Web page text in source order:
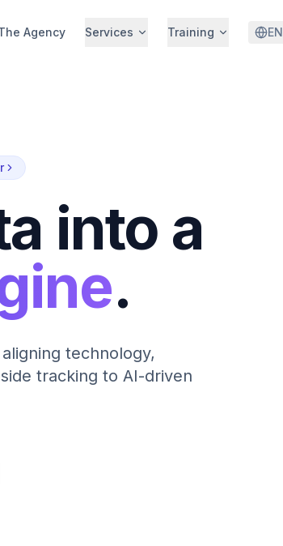
Agency Services Training EN
into a
.
technology,
tracking to AI-driven